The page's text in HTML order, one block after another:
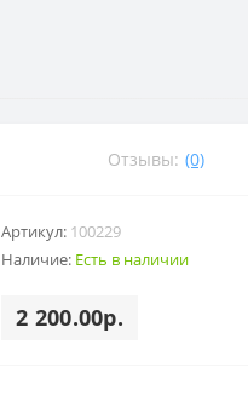
Отзывы: (0)
Артикул: 100229
Наличие: Есть в наличии
2 200.00р.